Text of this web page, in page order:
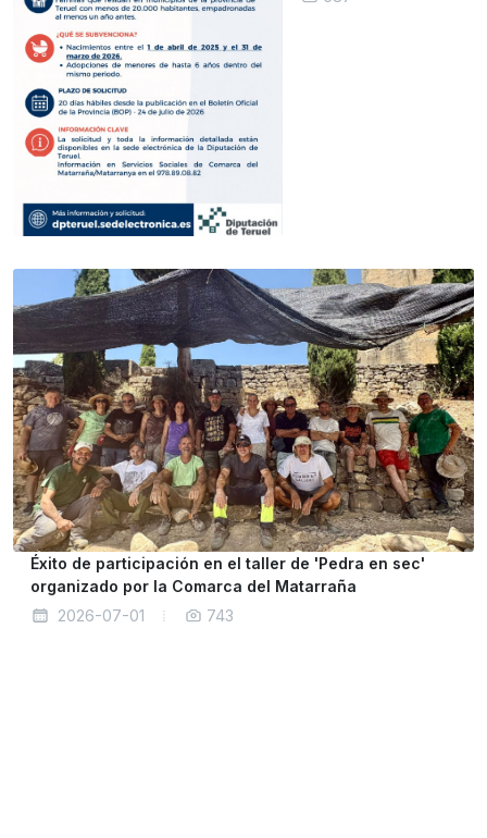
Éxito de participación en el taller de 'Pedra en sec'
organizado por la Comarca del Matarraña
2026-07-01
743